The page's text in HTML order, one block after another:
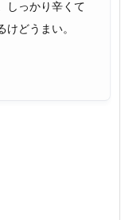
しっかり辛くて
どうまい。